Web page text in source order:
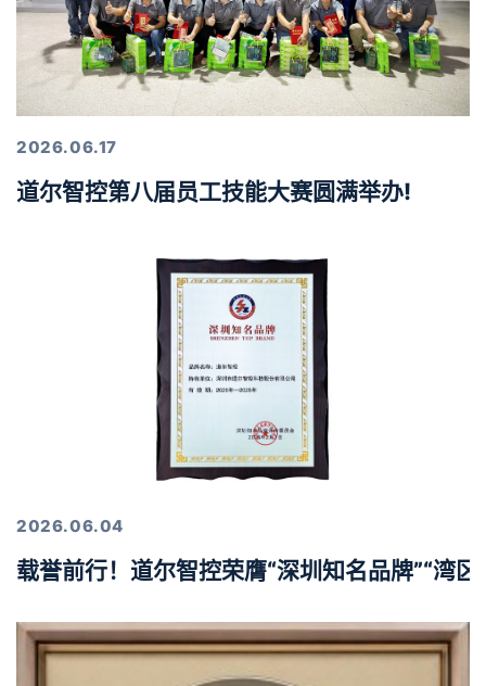
2026.06.17
道尔智控第八届员工技能大赛圆满举办!
2026.06.04
载誉前行！道尔智控荣膺“深圳知名品牌”“湾